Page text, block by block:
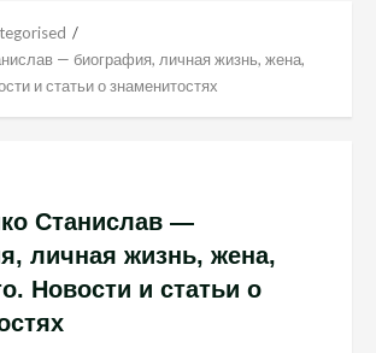
— биография, личная жизнь, жена,
и статьи о знаменитостях
Станислав —
личная жизнь, жена,
Новости и статьи о